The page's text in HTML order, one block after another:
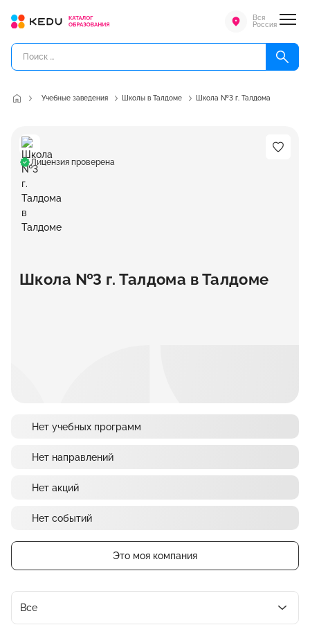
Вся
Россия
Учебные заведения Школы в Талдоме Школа №3 г. Талдома
Лицензия проверена
Школа №3 г. Талдома в Талдоме
Нет учебных программ
Нет направлений
Нет акций
Нет событий
Это моя компания
Все